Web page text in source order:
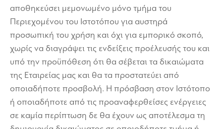
αποθηκεύσει μεμονωμένο μόνο τμήμα του
Περιεχομένου του Ιστοτόπου για αυστηρά
προσωπική του χρήση και όχι για εμπορικό σκοπό,
χωρίς να διαγράψει τις ενδείξεις προέλευσής του και
υπό την προϋπόθεση ότι θα σέβεται τα δικαιώματα
της Εταιρείας μας και θα τα προστατεύει από
οποιαδήποτε προσβολή. Η πρόσβαση στον Ιστότοπο
ή οποιαδήποτε από τις προαναφερθείσες ενέργειες
σε καμία περίπτωση δε θα έχουν ως αποτέλεσμα τη